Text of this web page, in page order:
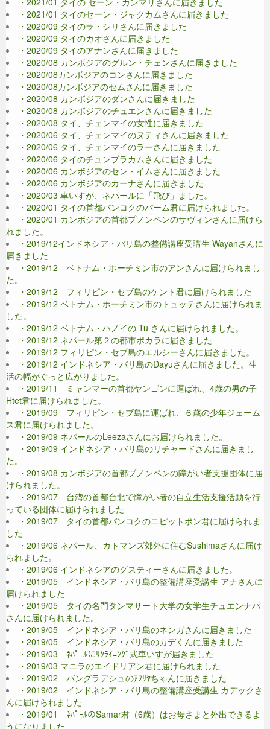
・2021/01 タイのセーン・ジャクカムさんに届きました
・2020/09 タイのラ・シリさんに届きました
・2020/09 タイのカオさんに届きました
・2020/09 タイのアナンさんに届きました
・2020/08 カンボジアのグルン・チェンさんに届きました
・2020/08カンボジアのコンさんに届きました
・2020/08カンボジアのセムさんに届きました
・2020/08 カンボジアのダンさんに届きました
・2020/08 カンボジアのチュエンさんに届きました
・2020/08 タイ、チェンマイの女性に届きました
・2020/06 タイ、チェンマイのヌティさんに届きました
・2020/06 タイ、チェンマイのラーさんに届きました
・2020/06 タイのチュンプラカムさんに届きました
・2020/06 カンボジアのセン・イムさんに届きました
・2020/06 カンボジアのカーナさんに届きました
・2020/03 車いすが、ネパールに「飛び」ました。
・2020/01 タイの首都バンコクのパーム君に届けられました。
・2020/01 カンボジアの首都プノンペンのサヴィンさんに届けら
れました。
・2019/12インドネシア・バリ島の整備講座受講生 Wayanさんに
届きました
・2019/12 ベトナム・ホーチミン市のアンさんに届けられまし
た。
・2019/12 フィリピン・セブ島のケント君に届けられました
・2019/12 ベトナム・ホーチミン市のトュッテさんに届けられま
した。
・2019/12 ベトナム・ハノイの Tu さんに届けられました。
・2019/12 ネパール第２の都市ポカラに届きました
・2019/12 フィリピン・セブ島のエルシーさんに届きました。
・2019/12 インドネシア・バリ島のDayuさんに届きました。生
活の幅がぐっと広がりました。
・2019/11 ミャンマーの首都ヤンゴンに運ばれ、4歳の男の子
Htet君に届けられました。
・2019/09 フィリピン・セブ島に運ばれ、６歳の少年ジェーム
ス君に届けられました。
・2019/09 ネパールのLeezaさんにお届けられました。
・2019/09 インドネシア・バリ島のリチャードさんに届きまし
た。
・2019/08 カンボジアの首都プノンペンの障がい者支援団体に届
けられました。
・2019/07 台湾の首都台北で障がい者の自立生活支援活動を行
っている団体に届けられました
・2019/07 タイの首都バンコクのニピットポン君に届けられま
した
・2019/06 ネパール、カトマンズ郊外に住むSushimaさんに届け
られました。
・2019/06 インドネシアのグスティーさんに届きました。
・2019/05 インドネシア・バリ島の整備講座受講生 アナさんに
届けられました
・2019/05 タイの名門タンマサート大学の女学生チュエンナパ
さんに届けられました。
・2019/05 インドネシア・バリ島のネンガさんに届きました
・2019/05 インドネシア・バリ島のカデくんに届きました
・2019/03 ﾈﾊﾟｰﾙにﾘｸﾗｲﾆﾝｸﾞ式車いすが届きました
・2019/03 マニラのエイドリアン君に届けられました
・2019/02 バングラデシュのｱﾌﾘﾔちゃんに届きました
・2019/02 インドネシア・バリ島の整備講座受講生 カデックさ
んに届けられました
・2019/01 ﾈﾊﾟｰﾙのSamar君（6歳）はお母さまと外出できるよ
うになりました